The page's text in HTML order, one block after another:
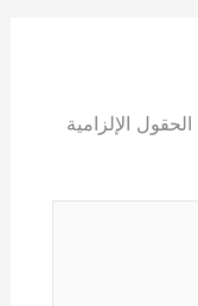
الحقول الإلزامية